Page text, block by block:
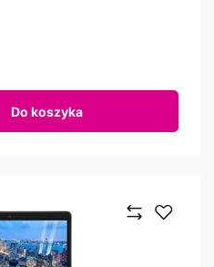
Do koszyka